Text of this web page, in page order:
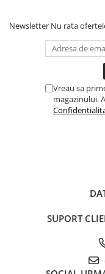
Protecție sudură
Protecție termică
Protecție termică (frig)
Protecție descărcări
Electroizolante
CĂȘTI DE PROTECȚIE
PROTECȚIA OCHILOR
Măști și geamuri de
Newsletter Nu rata
Vreau sa
magazinului.
SUPORT